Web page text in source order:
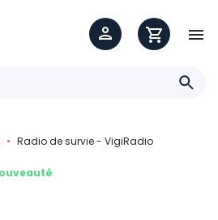

Radio de survie - VigiRadio